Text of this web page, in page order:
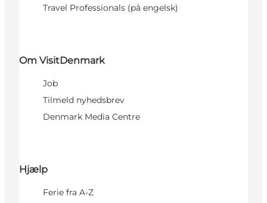
Travel Professionals (på engelsk)
Om VisitDenmark
Job
Tilmeld nyhedsbrev
Denmark Media Centre
Hjælp
Ferie fra A-Z